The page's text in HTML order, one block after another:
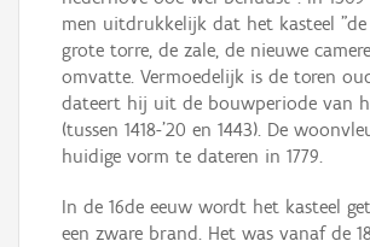
men uitdrukkelijk dat het kasteel "de
grote torre, de zale, de nieuwe
omvatte. Vermoedelijk is de toren
dateert hij uit de bouwperiode van
(tussen 1418-'20 en 1443). De
huidige vorm te dateren in 1779.
In de 16de eeuw wordt het kasteel
een zware brand. Het was vanaf de